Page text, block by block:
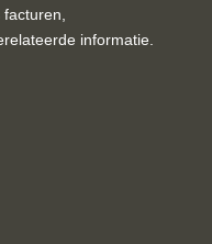
informatie.